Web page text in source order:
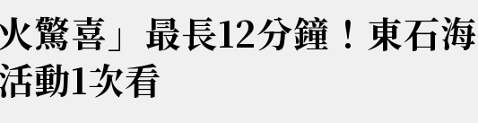
驚喜」最長12分鐘！東石
動1次看